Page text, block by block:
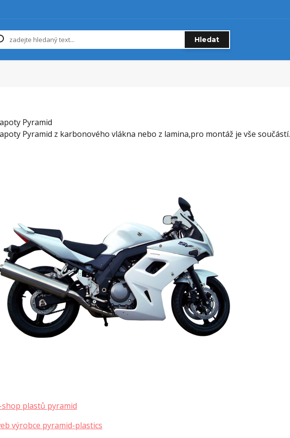
Hledat
Pyramid
Pyramid z karbonového vlákna nebo z lamina,pro montáž je vše součástí.
shop plastů pyramid
výrobce pyramid-plastics